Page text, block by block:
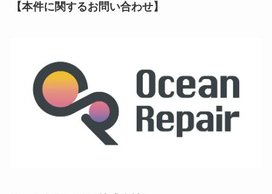
【本件に関するお問い合わせ】